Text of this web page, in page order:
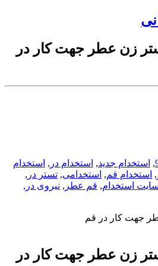
زن عطر جهت کار در
, استخدام جدید, استخدام در , استخدام
, استخدام قم, استخدامی, تستر در ,
سایت استخدام, قم عطر , نیروی در ,
جهت کار در قم
زن عطر جهت کار در